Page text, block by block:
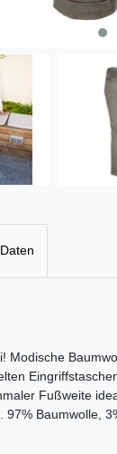
Modische
Fußweite
Baumwolle,